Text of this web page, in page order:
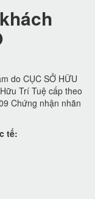
do CỤC SỞ HỮU
Trí Tuệ cấp theo
Chứng nhận nhãn
tế: